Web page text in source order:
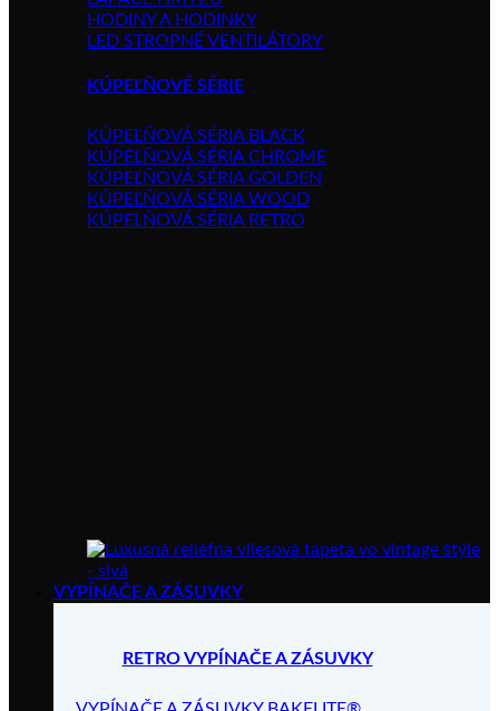
HODINY A HODINKY
LED STROPNÉ VENTILÁTORY
KÚPEĽŇOVÉ SÉRIE
KÚPEĽŇOVÁ SÉRIA BLACK
KÚPEĽŇOVÁ SÉRIA CHROME
KÚPEĽŇOVÁ SÉRIA GOLDEN
KÚPEĽŇOVÁ SÉRIA WOOD
KÚPELŇOVÁ SÉRIA RETRO
VYPÍNAČE A ZÁSUVKY
RETRO VYPÍNAČE A ZÁSUVKY